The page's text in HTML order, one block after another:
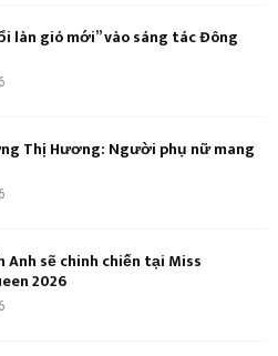
làn gió mới” vào sáng tác Đông
Thị Hương: Người phụ nữ mang
Anh sẽ chinh chiến tại Miss
2026